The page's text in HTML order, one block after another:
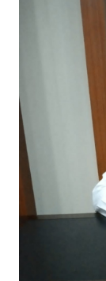
Informasi
INDEKS
BERITA